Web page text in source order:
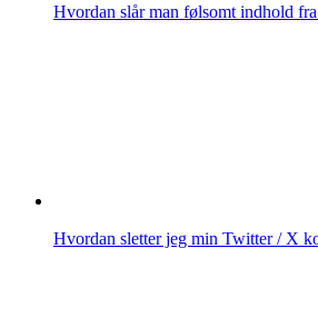
Hvordan slår man følsomt indhold
Hvordan sletter jeg min Twitter / X